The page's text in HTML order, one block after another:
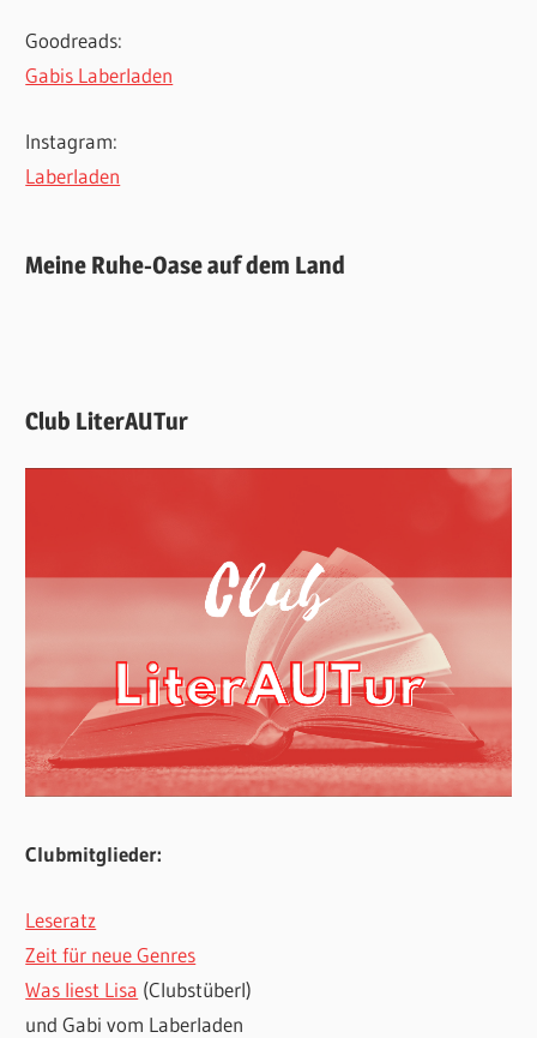
Goodreads:
Gabis Laberladen
Instagram:
Laberladen
Meine Ruhe-Oase auf dem Land
Club LiterAUTur
Clubmitglieder:
Leseratz
Zeit für neue Genres
Was liest Lisa (Clubstüberl)
und Gabi vom Laberladen